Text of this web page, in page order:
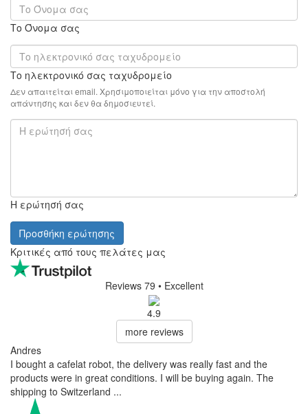
Ψάχνετε για περισσότερες πληροφορίες σχετικά με το
OTTO - Η σύγχρονη τουρκική καφετιέρα (μαύρο);
Στην ενότητα τεχνικής υποστήριξης, θα βρείτε συχνές
ερωτήσεις (FAQ) και απαντήσεις σχετικά με τα
χαρακτηριστικά, τις παραμέτρους και τη χρήση αυτού του
προϊόντος. Εάν έχετε κάποια συγκεκριμένη ερώτηση
σχετικά με το OTTO - Η σύγχρονη τουρκική καφετιέρα
(μαύρο), προσθέστε την στο φόρουμ συζήτησης παρακάτω.
Θα χαρούμε να την απαντήσουμε.
74,90 €
παράδοση στις 13.8.(επιλογές παράδοσης)
FAQ (OTTO - Η σύγχρονη
τουρκική καφετιέρα
(μαύρο))
Δεν υπάρχουν διαθέσιμες ερωτήσεις.
Το Όνομα σας
Το ηλεκτρονικό σας ταχυδρομείο